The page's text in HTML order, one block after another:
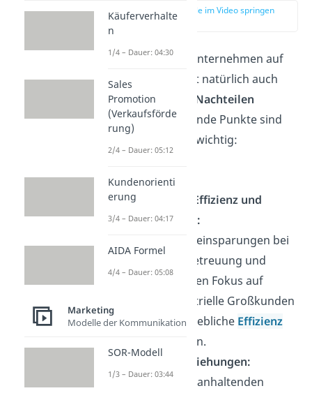
zur Stelle im Video springen
(02:56)
Wenn man sein Unternehmen auf
B2B ausrichtet, ist natürlich auch
das mitVor- und Nachteilen
verbunden. Folgende Punkte sind
dabei besonders wichtig:
Betriebliche Effizienz und
Produktivität:
Durch Kosteneinsparungen bei
der Kundenbetreuung und
einem erhöhten Fokus auf
industrielle Großkunden
kann die betriebliche Effizienz
erhöht werden.
Geschäftsbeziehungen:
Im Falle einer anhaltenden
Käuferverhalte
n
1/4 – Dauer: 04:30
Sales
Promotion
(Verkaufsförde
rung)
2/4 – Dauer: 05:12
Kundenorienti
erung
3/4 – Dauer: 04:17
AIDA Formel
4/4 – Dauer: 05:08
Marketing
Modelle der Kommunikation
SOR-Modell
1/3 – Dauer: 03:44